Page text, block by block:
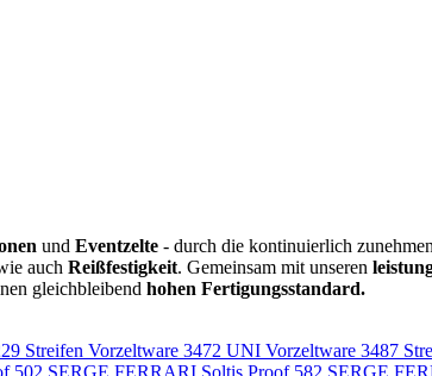
und Eventzelte - durch die kontinuierlich
auch Reißfestigkeit. Gemeinsam mit unseren
gleichbleibend hohen Fertigungsstandard.
Streifen Vorzeltware 3472 UNI Vorzeltware 3487
502 SERGE FERRARI Soltis Proof 582 SERGE